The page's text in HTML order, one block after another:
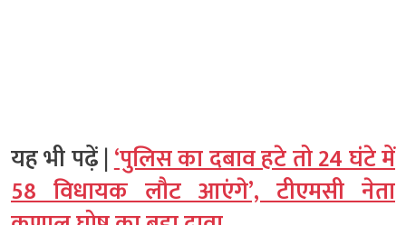
यह भी पढ़ें |‘पुलिस का दबाव हटे तो 24 घंटे में
58 विधायक लौट आएंगे’, टीएमसी नेता